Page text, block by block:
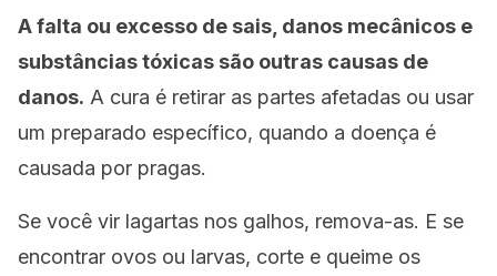
A falta ou excesso de sais, danos mecânicos e
substâncias tóxicas são outras causas de
danos. A cura é retirar as partes afetadas ou usar
um preparado específico, quando a doença é
causada por pragas.
Se você vir lagartas nos galhos, remova-as. E se
encontrar ovos ou larvas, corte e queime os